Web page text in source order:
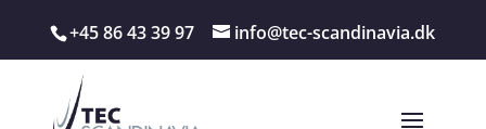
+45 86 43 39 97 info@tec-scandinavia.dk